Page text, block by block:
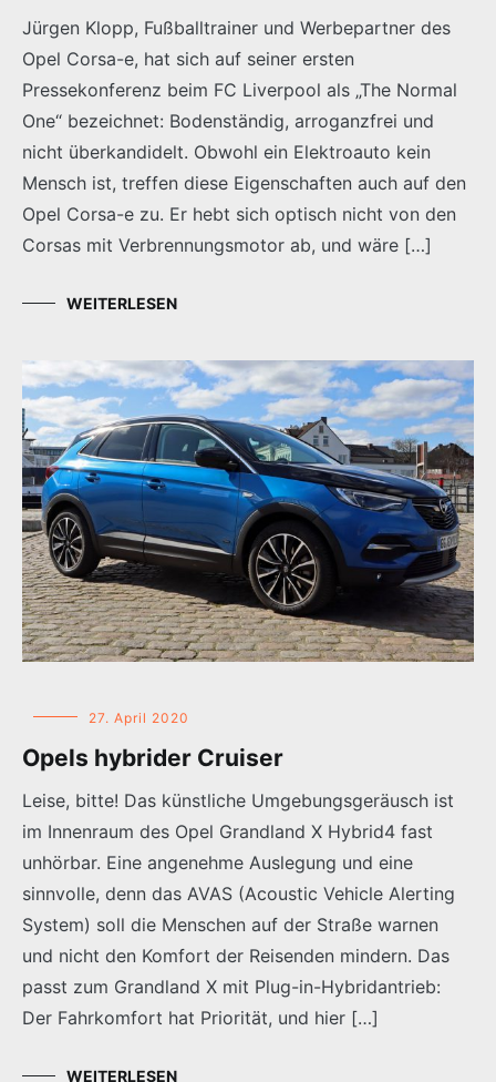
Jürgen Klopp, Fußballtrainer und Werbepartner des
Opel Corsa-e, hat sich auf seiner ersten
Pressekonferenz beim FC Liverpool als „The Normal
One“ bezeichnet: Bodenständig, arroganzfrei und
nicht überkandidelt. Obwohl ein Elektroauto kein
Mensch ist, treffen diese Eigenschaften auch auf den
Opel Corsa-e zu. Er hebt sich optisch nicht von den
Corsas mit Verbrennungsmotor ab, und wäre […]
WEITERLESEN
27. April 2020
Opels hybrider Cruiser
Leise, bitte! Das künstliche Umgebungsgeräusch ist
im Innenraum des Opel Grandland X Hybrid4 fast
unhörbar. Eine angenehme Auslegung und eine
sinnvolle, denn das AVAS (Acoustic Vehicle Alerting
System) soll die Menschen auf der Straße warnen
und nicht den Komfort der Reisenden mindern. Das
passt zum Grandland X mit Plug-in-Hybridantrieb:
Der Fahrkomfort hat Priorität, und hier […]
WEITERLESEN